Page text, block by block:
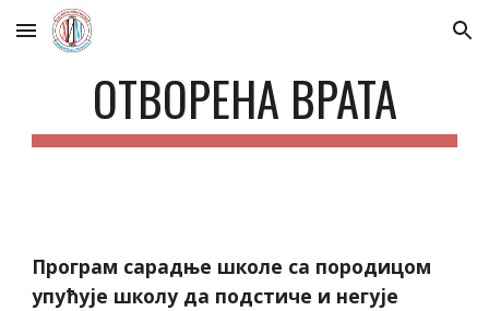
Skip to main content Skip to navigation
ОТВОРЕНА ВРАТА
Програм сарадње школе са породицом
упућује школу да подстиче и негује